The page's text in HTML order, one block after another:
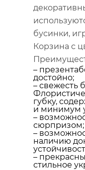
бусинки,
Корзина с
–
достойно;
– свежесть
губку,
и минимум
–
сюрпризом;
–
наличию
–
стильное